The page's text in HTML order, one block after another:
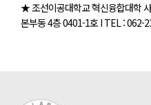
SIF 2026
★ 조선이공대학교 혁신융합대학
본부동 4층 0401-1호 I TEL : 062-